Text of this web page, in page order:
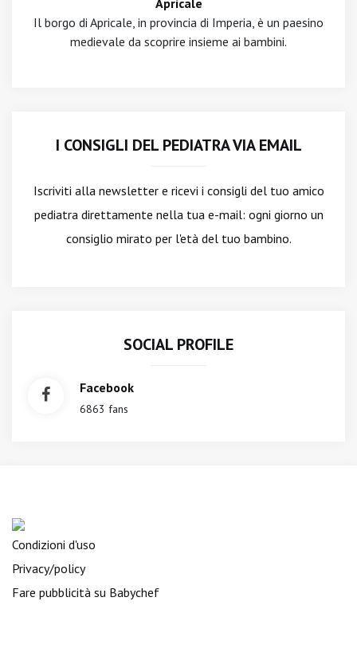
Apricale
Il borgo di Apricale, in provincia di Imperia, è un paesino
medievale da scoprire insieme ai bambini.
I CONSIGLI DEL PEDIATRA VIA EMAIL
Iscriviti alla newslettere ricevi i consigli del tuo amico
pediatra direttamente nella tua e-mail: ogni giorno un
consiglio mirato per l'età del tuo bambino.
SOCIAL PROFILE
Facebook
6863 fans
Condizioni d'uso
Privacy/policy
Fare pubblicità su Babychef